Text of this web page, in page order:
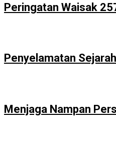
Peringatan Waisak
Penyelamatan
Menjaga Nampan